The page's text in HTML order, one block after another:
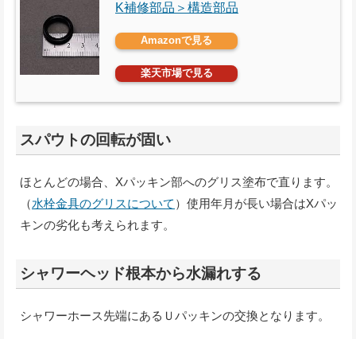
K補修部品＞構造部品
Amazonで見る
楽天市場で見る
スパウトの回転が固い
ほとんどの場合、Xパッキン部へのグリス塗布で直ります。
（水栓金具のグリスについて ）使用年月が長い場合はXパッ
キンの劣化も考えられます。
シャワーヘッド根本から水漏れする
シャワーホース先端にあるＵパッキンの交換となります。